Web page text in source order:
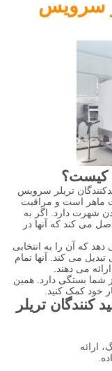
سرویس
کیست؟
تولیدکنندگان تریلر سرویس
ماهر است و مراقبت
شهرت دارد. اگر به
می کند که آنها در
که آن را به انتخابی
می کند. آنها تمام
می دهند.
شما بستگی دارد. همین
خود کمک کنید.
کنندگان تریلر
ارائه